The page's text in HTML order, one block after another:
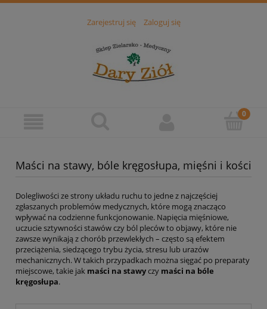
Zarejestruj się Zaloguj się
Maści na stawy, bóle kręgosłupa, mięśni i kości
Dolegliwości ze strony układu ruchu to jedne z najczęściej
zgłaszanych problemów medycznych, które mogą znacząco
wpływać na codzienne funkcjonowanie. Napięcia mięśniowe,
uczucie sztywności stawów czy ból pleców to objawy, które nie
zawsze wynikają z chorób przewlekłych – często są efektem
przeciążenia, siedzącego trybu życia, stresu lub urazów
mechanicznych. W takich przypadkach można sięgać po preparaty
miejscowe, takie jak maści na stawyczy maści na bóle
kręgosłupa.